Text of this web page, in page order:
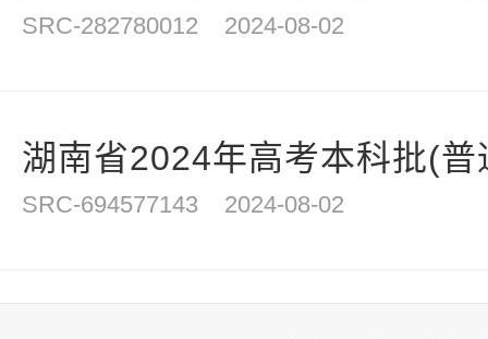
SRC-282780012 2024-08-02
湖南省2024年高考本科批(
SRC-694577143 2024-08-02